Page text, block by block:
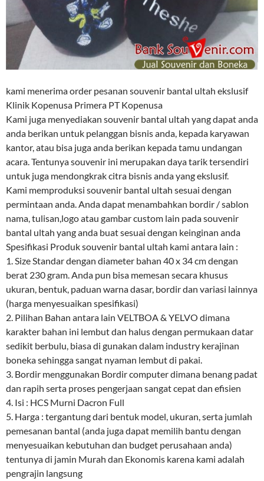
kami menerima order pesanan souvenir bantal ultah ekslusif
Klinik Kopenusa Primera PT Kopenusa
Kami juga menyediakan souvenir bantal ultah yang dapat anda
anda berikan untuk pelanggan bisnis anda, kepada karyawan
kantor, atau bisa juga anda berikan kepada tamu undangan
acara. Tentunya souvenir ini merupakan daya tarik tersendiri
untuk juga mendongkrak citra bisnis anda yang ekslusif.
Kami memproduksi souvenir bantal ultah sesuai dengan
permintaan anda. Anda dapat menambahkan bordir / sablon
nama, tulisan,logo atau gambar custom lain pada souvenir
bantal ultah yang anda buat sesuai dengan keinginan anda
Spesifikasi Produk souvenir bantal ultah kami antara lain :
1. Size Standar dengan diameter bahan 40 x 34 cm dengan
berat 230 gram. Anda pun bisa memesan secara khusus
ukuran, bentuk, paduan warna dasar, bordir dan variasi lainnya
(harga menyesuaikan spesifikasi)
2. Pilihan Bahan antara lain VELTBOA & YELVO dimana
karakter bahan ini lembut dan halus dengan permukaan datar
sedikit berbulu, biasa di gunakan dalam industry kerajinan
boneka sehingga sangat nyaman lembut di pakai.
3. Bordir menggunakan Bordir computer dimana benang padat
dan rapih serta proses pengerjaan sangat cepat dan efisien
4. Isi : HCS Murni Dacron Full
5. Harga : tergantung dari bentuk model, ukuran, serta jumlah
pemesanan bantal (anda juga dapat memilih bantu dengan
menyesuaikan kebutuhan dan budget perusahaan anda)
tentunya di jamin Murah dan Ekonomis karena kami adalah
pengrajin langsung